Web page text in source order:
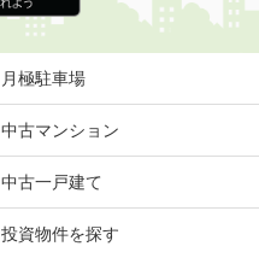
月極駐車場
中古マンション
中古一戸建て
投資物件を探す